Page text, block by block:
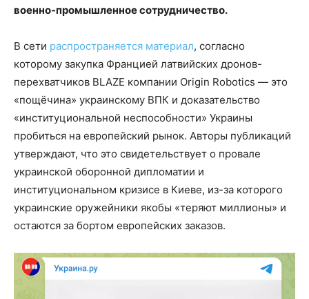
военно-промышленное сотрудничество.
В сети распространяется материал, согласно
которому закупка Францией латвийских дронов-
перехватчиков BLAZE компании Origin Robotics — это
«пощёчина» украинскому ВПК и доказательство
«институциональной неспособности» Украины
пробиться на европейский рынок. Авторы публикаций
утверждают, что это свидетельствует о провале
украинской оборонной дипломатии и
институциональном кризисе в Киеве, из-за которого
украинские оружейники якобы «теряют миллионы» и
остаются за бортом европейских заказов.